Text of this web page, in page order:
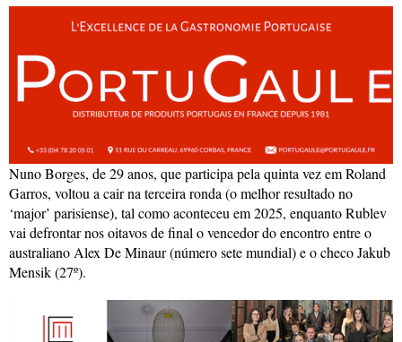
Nuno Borges, de 29 anos, que participa pela quinta vez em Roland
Garros, voltou a cair na terceira ronda (o melhor resultado no
‘major’ parisiense), tal como aconteceu em 2025, enquanto Rublev
vai defrontar nos oitavos de final o vencedor do encontro entre o
australiano Alex De Minaur (número sete mundial) e o checo Jakub
Mensik (27º).